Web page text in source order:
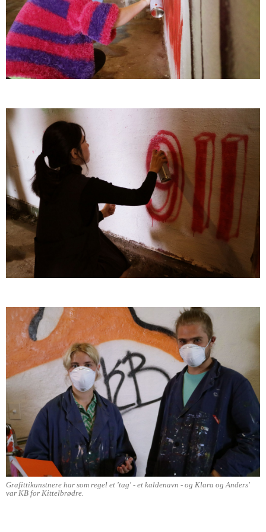
Grafittikunstnere har som regel et 'tag' - et kaldenavn - og Klara og Anders'
var KB for Kittelbrødre.